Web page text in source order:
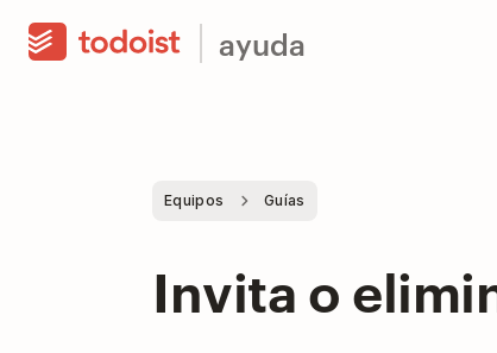
ayuda
Equipos Guías
Invita o